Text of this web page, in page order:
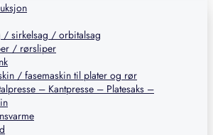
/ sirkelsag / orbitalsag
/ rørsliper
/ fasemaskin til plater og rør
– Kantpresse – Platesaks –